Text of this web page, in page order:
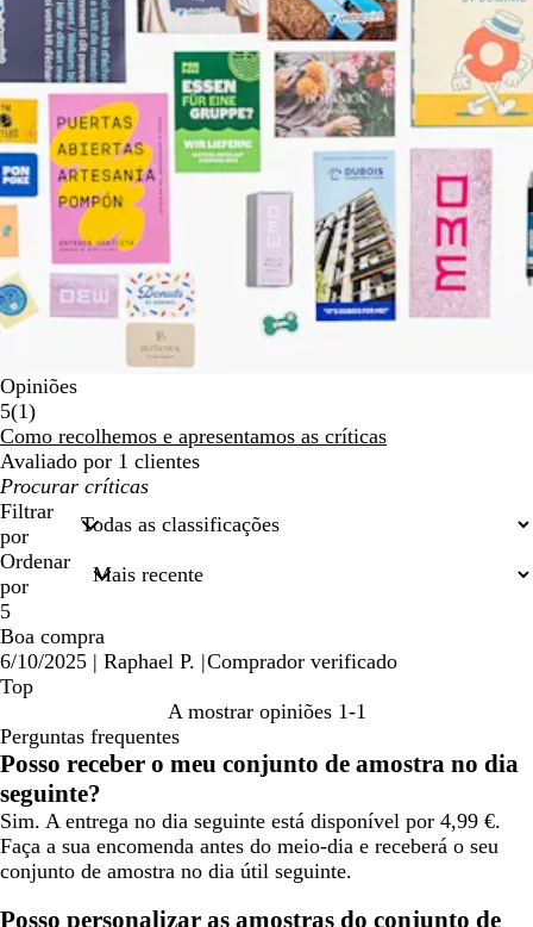
Opiniões
5(11
críticas
)
Como recolhemos e apresentamos as críticas
Avaliado por 1 clientes
As
minhas
entradas
de
pesquisa
Filtrar
por
Ordenar
por
5
Boa compra
6/10/2025 | Raphael P. |Comprador verificado
Top
A mostrar opiniões 1-1
Perguntas frequentes
Posso receber o meu conjunto de amostra no dia
seguinte?
Sim. A entrega no dia seguinte está disponível por 4,99 €.
Faça a sua encomenda antes do meio-dia e receberá o seu
conjunto de amostra no dia útil seguinte.
Posso personalizar as amostras do conjunto de